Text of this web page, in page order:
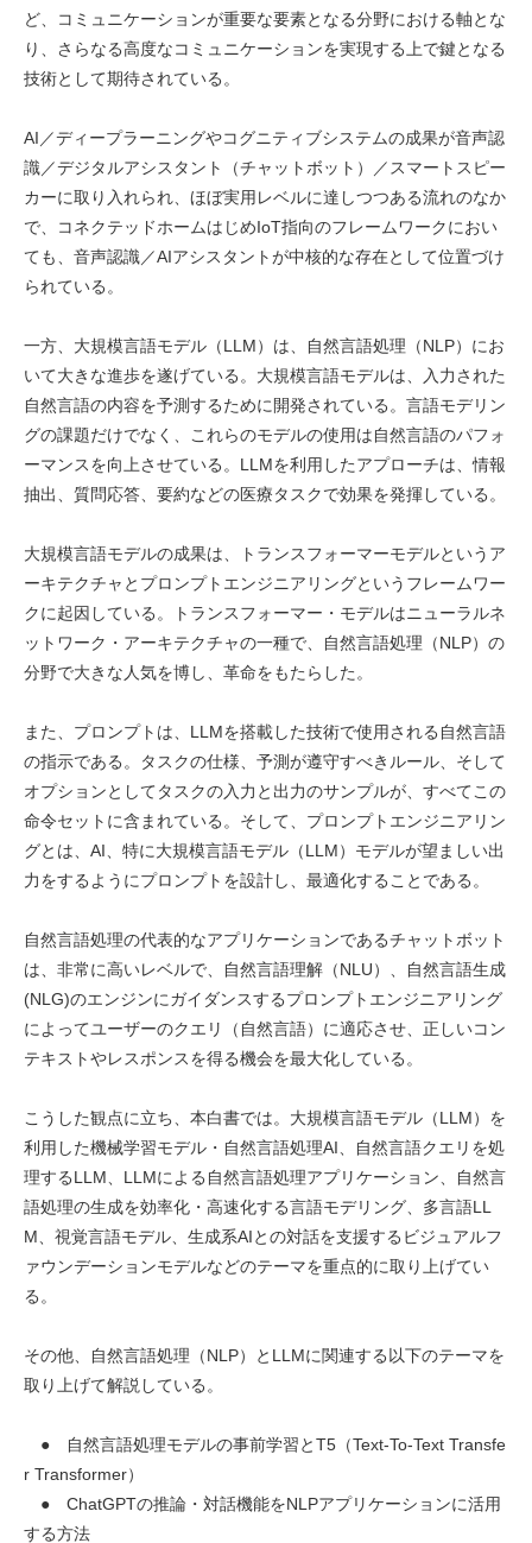
ど、コミュニケーションが重要な要素となる分野における軸とな
り、さらなる高度なコミュニケーションを実現する上で鍵となる
技術として期待されている。
AI／ディープラーニングやコグニティブシステムの成果が音声認
識／デジタルアシスタント（チャットボット）／スマートスピー
カーに取り入れられ、ほぼ実用レベルに達しつつある流れのなか
で、コネクテッドホームはじめIoT指向のフレームワークにおい
ても、音声認識／AIアシスタントが中核的な存在として位置づけ
られている。
一方、大規模言語モデル（LLM）は、自然言語処理（NLP）にお
いて大きな進歩を遂げている。大規模言語モデルは、入力された
自然言語の内容を予測するために開発されている。言語モデリン
グの課題だけでなく、これらのモデルの使用は自然言語のパフォ
ーマンスを向上させている。LLMを利用したアプローチは、情報
抽出、質問応答、要約などの医療タスクで効果を発揮している。
大規模言語モデルの成果は、トランスフォーマーモデルというア
ーキテクチャとプロンプトエンジニアリングというフレームワー
クに起因している。トランスフォーマー・モデルはニューラルネ
ットワーク・アーキテクチャの一種で、自然言語処理（NLP）の
分野で大きな人気を博し、革命をもたらした。
また、プロンプトは、LLMを搭載した技術で使用される自然言語
の指示である。タスクの仕様、予測が遵守すべきルール、そして
オプションとしてタスクの入力と出力のサンプルが、すべてこの
命令セットに含まれている。そして、プロンプトエンジニアリン
グとは、AI、特に大規模言語モデル（LLM）モデルが望ましい出
力をするようにプロンプトを設計し、最適化することである。
自然言語処理の代表的なアプリケーションであるチャットボット
は、非常に高いレベルで、自然言語理解（NLU）、自然言語生成
(NLG)のエンジンにガイダンスするプロンプトエンジニアリング
によってユーザーのクエリ（自然言語）に適応させ、正しいコン
テキストやレスポンスを得る機会を最大化している。
こうした観点に立ち、本白書では。大規模言語モデル（LLM）を
利用した機械学習モデル・自然言語処理AI、自然言語クエリを処
理するLLM、LLMによる自然言語処理アプリケーション、自然言
語処理の生成を効率化・高速化する言語モデリング、多言語LL
M、視覚言語モデル、生成系AIとの対話を支援するビジュアルフ
ァウンデーションモデルなどのテーマを重点的に取り上げてい
る。
その他、自然言語処理（NLP）とLLMに関連する以下のテーマを
取り上げて解説している。
● 自然言語処理モデルの事前学習とT5（Text-To-Text Transfe
r Transformer）
● ChatGPTの推論・対話機能をNLPアプリケーションに活用
する方法